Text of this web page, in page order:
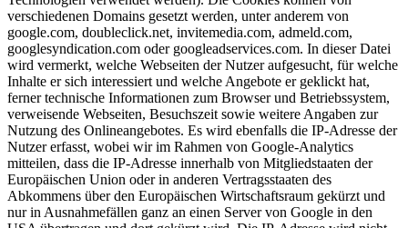
verschiedenen Domains gesetzt werden, unter anderem von
google.com, doubleclick.net, invitemedia.com, admeld.com,
googlesyndication.com oder googleadservices.com. In dieser Datei
wird vermerkt, welche Webseiten der Nutzer aufgesucht, für welche
Inhalte er sich interessiert und welche Angebote er geklickt hat,
ferner technische Informationen zum Browser und Betriebssystem,
verweisende Webseiten, Besuchszeit sowie weitere Angaben zur
Nutzung des Onlineangebotes. Es wird ebenfalls die IP-Adresse der
Nutzer erfasst, wobei wir im Rahmen von Google-Analytics
mitteilen, dass die IP-Adresse innerhalb von Mitgliedstaaten der
Europäischen Union oder in anderen Vertragsstaaten des
Abkommens über den Europäischen Wirtschaftsraum gekürzt und
nur in Ausnahmefällen ganz an einen Server von Google in den